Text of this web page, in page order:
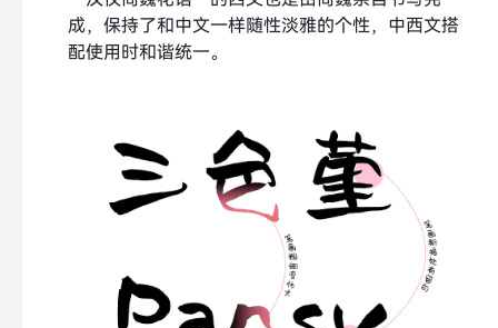
成，保持了和中文一样随性淡雅的个性，中西文搭
配使用时和谐统一。